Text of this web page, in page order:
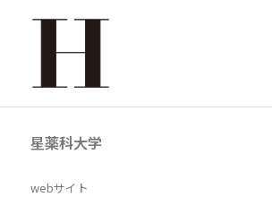
星薬科大学
webサイト